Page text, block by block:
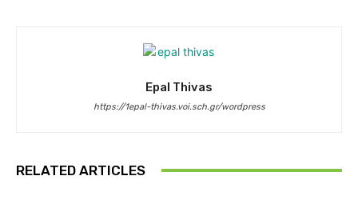
Epal Thivas
https://1epal-thivas.voi.sch.gr/wordpress
RELATED ARTICLES